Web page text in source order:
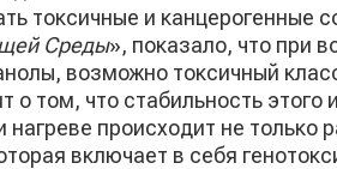
токсичные и канцерогенные
Среды», показало, что при
возможно токсичный
о том, что стабильность
происходит не
включает в себя